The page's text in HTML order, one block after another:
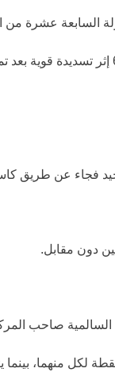
عشرة من الموسم
دون مقابل.
السالمية صاحب